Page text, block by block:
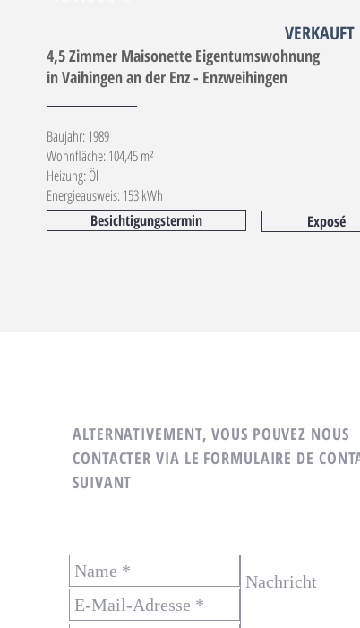
VERKAUFT
4,5 Zimmer Maisonette Eigentumswohnung
in Vaihingen an der Enz - Enzweihingen
Baujahr: 1989
Wohnfläche: 104,45 m²
Heizung: Öl
Energieausweis: 153 kWh
Besichtigungstermin
Exposé
ALTERNATIVEMENT, VOUS POUVEZ NOUS
CONTACTER VIA LE FORMULAIRE DE
SUIVANT